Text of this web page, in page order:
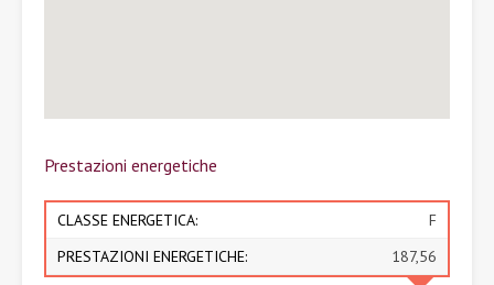
Prestazioni energetiche
CLASSE ENERGETICA:
F
PRESTAZIONI ENERGETICHE:
187,56